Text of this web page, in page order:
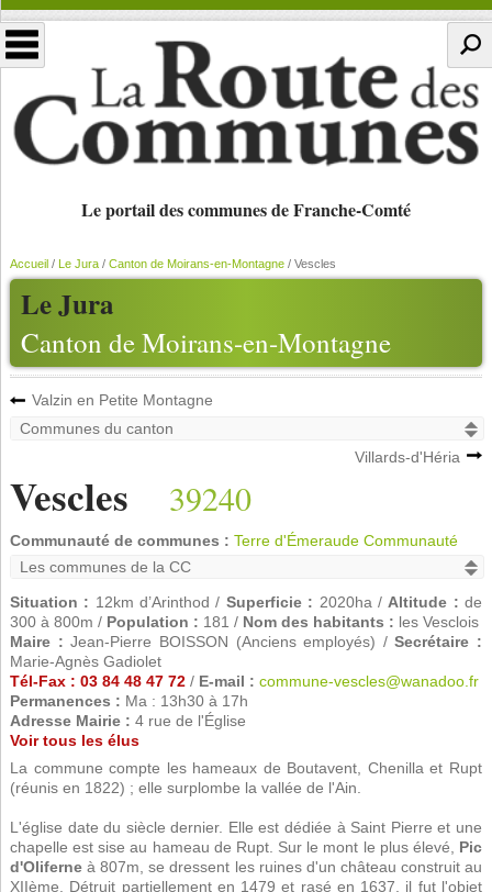
Le portail des communes de Franche-Comté
Le Jura
Canton de Moirans-en-Montagne
Accueil/ Le Jura/ Canton de Moirans-en-Montagne/ Vescles
Valzin en Petite Montagne
Villards-d'Héria
Vescles 39240
Communauté de communes : Terre d'Émeraude Communauté
Situation : 12km d’Arinthod / Superficie : 2020ha / Altitude : de
300 à 800m / Population : 181 / Nom des habitants : les Vesclois
Maire : Jean-Pierre BOISSON (Anciens employés) /Secrétaire :
Marie-Agnès Gadiolet
Tél-Fax : 03 84 48 47 72/ E-mail : commune-vescles@wanadoo.fr
Permanences : Ma : 13h30 à 17h
Adresse Mairie : 4 rue de l'Église
Voir tous les élus
La commune compte les hameaux de Boutavent, Chenilla et Rupt
(réunis en 1822) ; elle surplombe la vallée de l'Ain.
L'église date du siècle dernier. Elle est dédiée à Saint Pierre et une
chapelle est sise au hameau de Rupt. Sur le mont le plus élevé, Pic
d'Oliferneà 807m, se dressent les ruines d'un château construit au
XIIème. Détruit partiellement en 1479 et rasé en 1637, il fut l'objet